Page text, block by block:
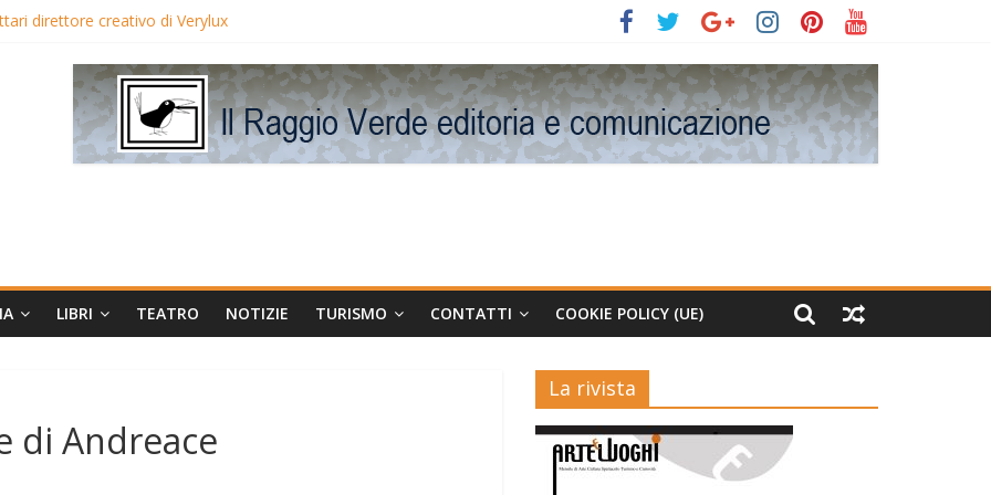
direttore creativo di Verylux
Edwards in proiezione per i LunedìLùmière
la regista Liliana Cavani e Tomas Milian
Avis
LIBRI TEATRO NOTIZIE TURISMO CONTATTI COOKIE POLICY (UE)
di Andreace
La rivista